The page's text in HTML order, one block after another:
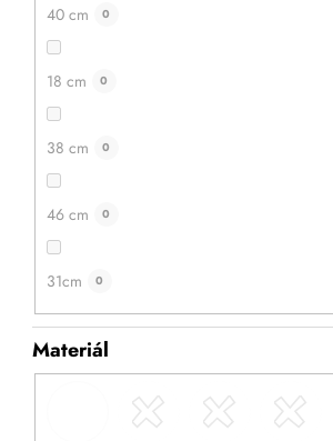
40 cm 0
18 cm 0
38 cm 0
46 cm 0
31cm 0
Materiál